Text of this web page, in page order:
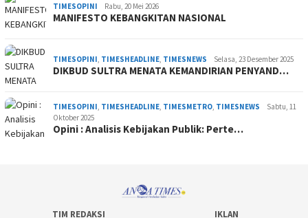
TIMESOPINI Rabu, 20 Mei 2026
MANIFESTO KEBANGKITAN NASIONAL
TIMESOPINI TIMESHEADLINE TIMESNEWS Selasa, 23 Desember 2025
DIKBUD SULTRA MENATA KEMANDIRIAN PENYAND…
TIMESOPINI TIMESHEADLINE TIMESMETRO TIMESNEWS
Sabtu, 11
Oktober 2025
Opini : Analisis Kebijakan Publik: Perte…
TIM REDAKSI
IKLAN